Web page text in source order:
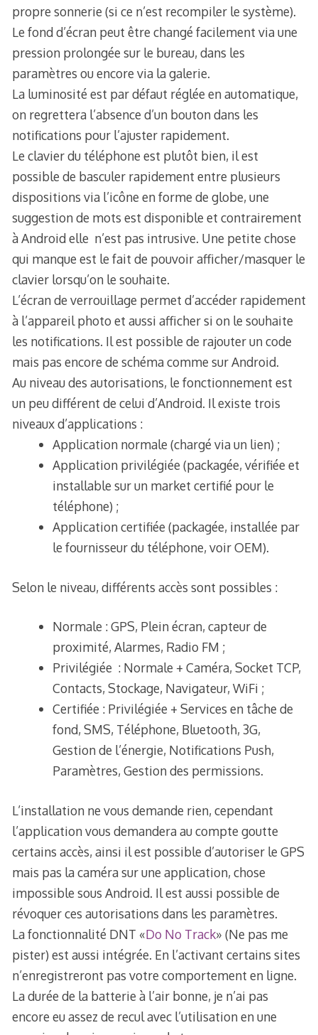
propre sonnerie (si ce n’est recompiler le système).
Le fond d’écran peut être changé facilement via une
pression prolongée sur le bureau, dans les
paramètres ou encore via la galerie.
La luminosité est par défaut réglée en automatique,
on regrettera l’absence d’un bouton dans les
notifications pour l’ajuster rapidement.
Le clavier du téléphone est plutôt bien, il est
possible de basculer rapidement entre plusieurs
dispositions via l’icône en forme de globe, une
suggestion de mots est disponible et contrairement
à Android elle n’est pas intrusive. Une petite chose
qui manque est le fait de pouvoir afficher/masquer le
clavier lorsqu’on le souhaite.
L’écran de verrouillage permet d’accéder rapidement
à l’appareil photo et aussi afficher si on le souhaite
les notifications. Il est possible de rajouter un code
mais pas encore de schéma comme sur Android.
Au niveau des autorisations, le fonctionnement est
un peu différent de celui d’Android. Il existe trois
niveaux d’applications :
Application normale (chargé via un lien) ;
Application privilégiée (packagée, vérifiée et
installable sur un market certifié pour le
téléphone) ;
Application certifiée (packagée, installée par
le fournisseur du téléphone, voir OEM).
Selon le niveau, différents accès sont possibles :
Normale : GPS, Plein écran, capteur de
proximité, Alarmes, Radio FM ;
Privilégiée : Normale + Caméra, Socket TCP,
Contacts, Stockage, Navigateur, WiFi ;
Certifiée : Privilégiée + Services en tâche de
fond, SMS, Téléphone, Bluetooth, 3G,
Gestion de l’énergie, Notifications Push,
Paramètres, Gestion des permissions.
L’installation ne vous demande rien, cependant
l’application vous demandera au compte goutte
certains accès, ainsi il est possible d’autoriser le GPS
mais pas la caméra sur une application, chose
impossible sous Android. Il est aussi possible de
révoquer ces autorisations dans les paramètres.
La fonctionnalité DNT «Do No Track» (Ne pas me
pister) est aussi intégrée. En l’activant certains sites
n’enregistreront pas votre comportement en ligne.
La durée de la batterie à l’air bonne, je n’ai pas
encore eu assez de recul avec l’utilisation en une